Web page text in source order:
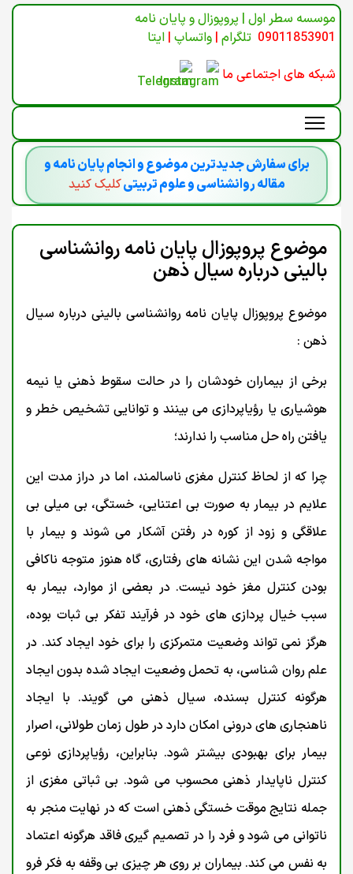
موسسه سطر اول | پروپوزال و پایان نامه
09011853901 تلگرام | واتساپ | ایتا
شبکه های اجتماعی ما
برای سفارش جدیدترین موضوع و انجام پایان نامه و
مقاله روانشناسی و علوم تربیتیکلیک کنید
موضوع پروپوزال پایان نامه روانشناسی
بالینی درباره سیال ذهن
موضوع پروپوزال پایان نامه روانشناسی بالینی درباره سیال
ذهن :
برخی از بیماران خودشان را در حالت سقوط ذهنی یا نیمه
هوشیاری یا رؤیاپردازی می بینند و توانایی تشخیص خطر و
یافتن راه حل مناسب را ندارند؛
چرا که از لحاظ کنترل مغزی ناسالمند، اما در دراز مدت این
علایم در بیمار به صورت بی اعتنایی، خستگی، بی میلی بی
علاقگی و زود از کوره در رفتن آشکار می شوند و بیمار با
مواجه شدن این نشانه های رفتاری، گاه هنوز متوجه ناکافی
بودن کنترل مغز خود نیست. در بعضی از موارد، بیمار به
سبب خیال پردازی های خود در فرآیند تفکر بی ثبات بوده،
هرگز نمی تواند وضعیت متمرکزی را برای خود ایجاد کند. در
علم روان شناسی، به تحمل وضعیت ایجاد شده بدون ایجاد
هرگونه کنترل بسنده، سیال ذهنی می گویند. با ایجاد
ناهنجاری های درونی امکان دارد در طول زمان طولانی، اصرار
بیمار برای بهبودی بیشتر شود. بنابراین، رؤیاپردازی نوعی
کنترل ناپایدار ذهنی محسوب می شود. بی ثباتی مغزی از
جمله نتایج موقت خستگی ذهنی است که در نهایت منجر به
ناتوانی می شود و فرد را در تصمیم گیری فاقد هرگونه اعتماد
به نفس می کند. بیماران بر روی هر چیزی بی وقفه به فکر فرو